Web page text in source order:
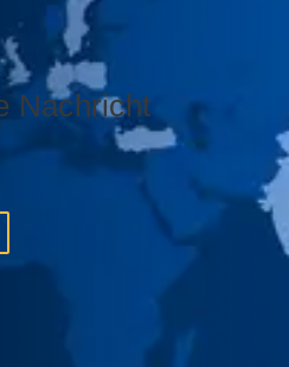
Nachricht